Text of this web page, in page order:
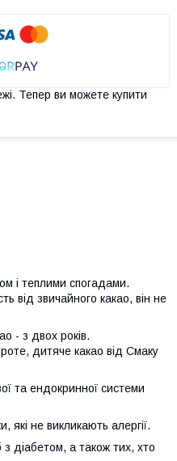
Тепер ви можете купити
і теплими спогадами.
від звичайного какао, він не
- з двох років.
дитяче какао від Смаку
та ендокринної системи
які не викликають алергії.
діабетом, а також тих, хто